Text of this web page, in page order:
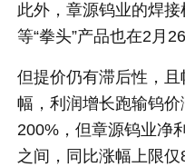
此外，章源钨业的焊
等“拳头”产品也在2月
但提价仍有滞后性，
幅，利润增长跑输钨
200%，但章源钨业净
之间，同比涨幅上限